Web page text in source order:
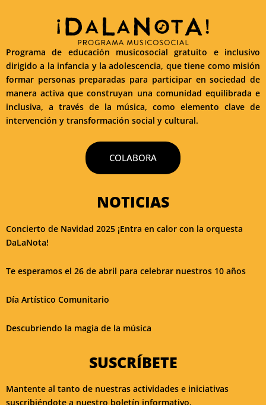
Programa de educación musicosocial gratuito e inclusivo
dirigido a la infancia y la adolescencia, que tiene como misión
formar personas preparadas para participar en sociedad de
manera activa que construyan una comunidad equilibrada e
inclusiva, a través de la música, como elemento clave de
intervención y transformación social y cultural.
COLABORA
NOTICIAS
Concierto de Navidad 2025 ¡Entra en calor con la orquesta
DaLaNota!
Te esperamos el 26 de abril para celebrar nuestros 10 años
Día Artístico Comunitario
Descubriendo la magia de la música
SUSCRÍBETE
Mantente al tanto de nuestras actividades e iniciativas
suscribiéndote a nuestro boletín informativo.